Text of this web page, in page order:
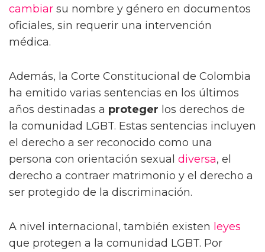
cambiar su nombre y género en documentos
oficiales, sin requerir una intervención
médica.
Además, la Corte Constitucional de Colombia
ha emitido varias sentencias en los últimos
años destinadas a proteger los derechos de
la comunidad LGBT. Estas sentencias incluyen
el derecho a ser reconocido como una
persona con orientación sexual diversa, el
derecho a contraer matrimonio y el derecho a
ser protegido de la discriminación.
A nivel internacional, también existen leyes
que protegen a la comunidad LGBT. Por